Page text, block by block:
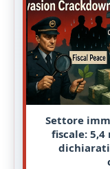
Settore
fiscale: